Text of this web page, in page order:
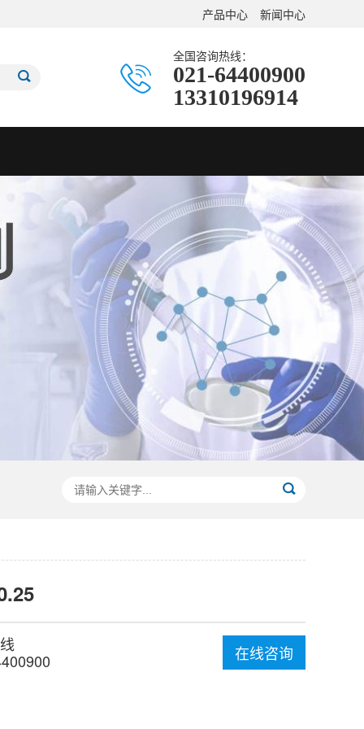
产品中心 新闻中心
全国咨询热线：
021-64400900
13310196914
在线咨询